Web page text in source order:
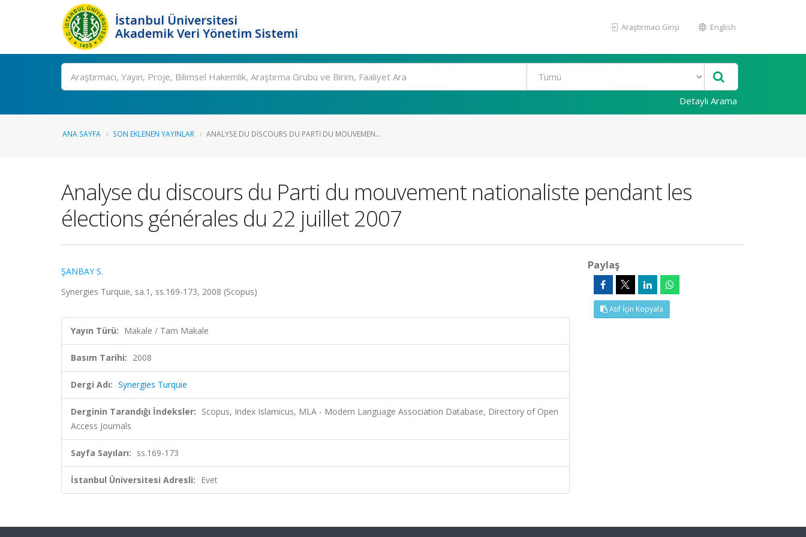
İstanbul Üniversitesi
Akademik Veri Yönetim Sistemi
Araştırmacı Girişi English
Ara
Detaylı Arama
ANA SAYFA SON EKLENEN YAYINLAR ANALYSE DU DISCOURS DU PARTI DU MOUVEMEN...
Analyse du discours du Parti du mouvement nationaliste pendant les
élections générales du 22 juillet 2007
ŞANBAY S.
Synergies Turquie, sa.1, ss.169-173, 2008 (Scopus)
Yayın Türü: Makale / Tam Makale
Basım Tarihi: 2008
Dergi Adı: Synergies Turquie
Derginin Tarandığı İndeksler: Scopus, Index Islamicus, MLA - Modern Language Association Database, Directory of Open
Access Journals
Sayfa Sayıları: ss.169-173
İstanbul Üniversitesi Adresli: Evet
Paylaş
Atıf İçin Kopyala